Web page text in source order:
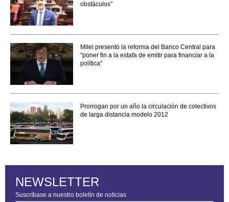
obstáculos"
Milei presentó la reforma del Banco Central para
"poner fin a la estafa de emitir para financiar a la
política"
Prorrogan por un año la circulación de colectivos
de larga distancia modelo 2012
NEWSLETTER
Suscríbase a nuestro boletín de noticias